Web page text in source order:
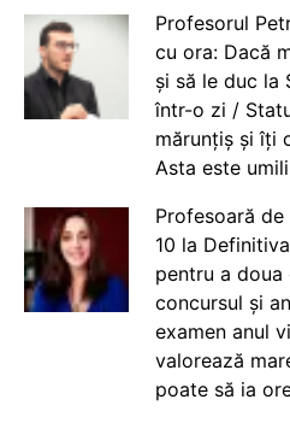
Profesorul
cu ora: Dacă
și să le duc la
într-o zi /
mărunțiș și îți
Asta este
Profesoară
10 la
pentru a doua
concursul și
examen anul
valorează
poate să ia